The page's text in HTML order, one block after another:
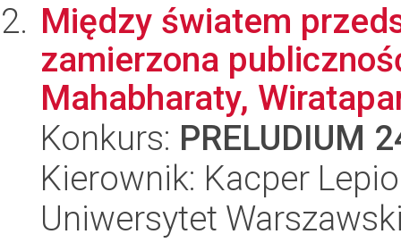
Między światem
zamierzona
Mahabharaty,
Konkurs: PRELUDIUM
Kierownik: Kacper
Uniwersytet